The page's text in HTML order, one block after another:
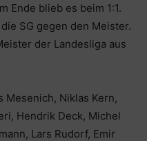
Ende blieb es beim 1:1.
SG gegen den Meister.
der Landesliga aus
Mesenich, Niklas Kern,
Hendrik Deck, Michel
Lars Rudorf, Emir